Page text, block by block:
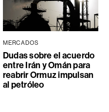
MERCADOS
Dudas sobre el acuerdo
entre Irán y Omán para
reabrir Ormuz impulsan
al petróleo